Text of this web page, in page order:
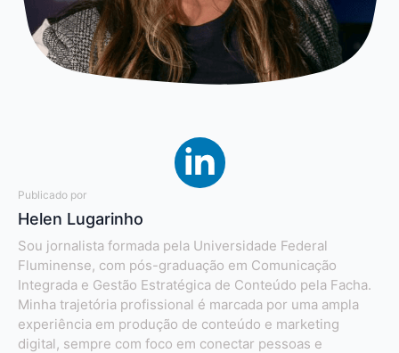
Publicado por
Helen Lugarinho
Sou jornalista formada pela Universidade Federal
Fluminense, com pós-graduação em Comunicação
Integrada e Gestão Estratégica de Conteúdo pela Facha.
Minha trajetória profissional é marcada por uma ampla
experiência em produção de conteúdo e marketing
digital, sempre com foco em conectar pessoas e